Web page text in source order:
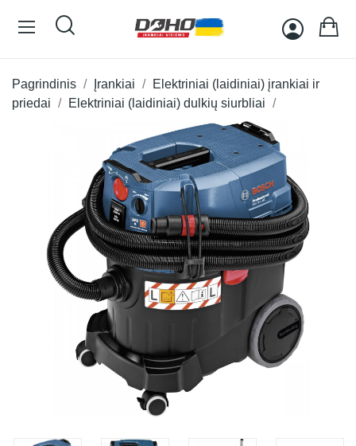
Pagrindinis Įrankiai
Elektriniai (laidiniai) įrankiai ir
priedai
Elektriniai (laidiniai) dulkių siurbliai